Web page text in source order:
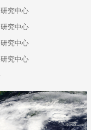
究中心
究中心
究中心
究中心